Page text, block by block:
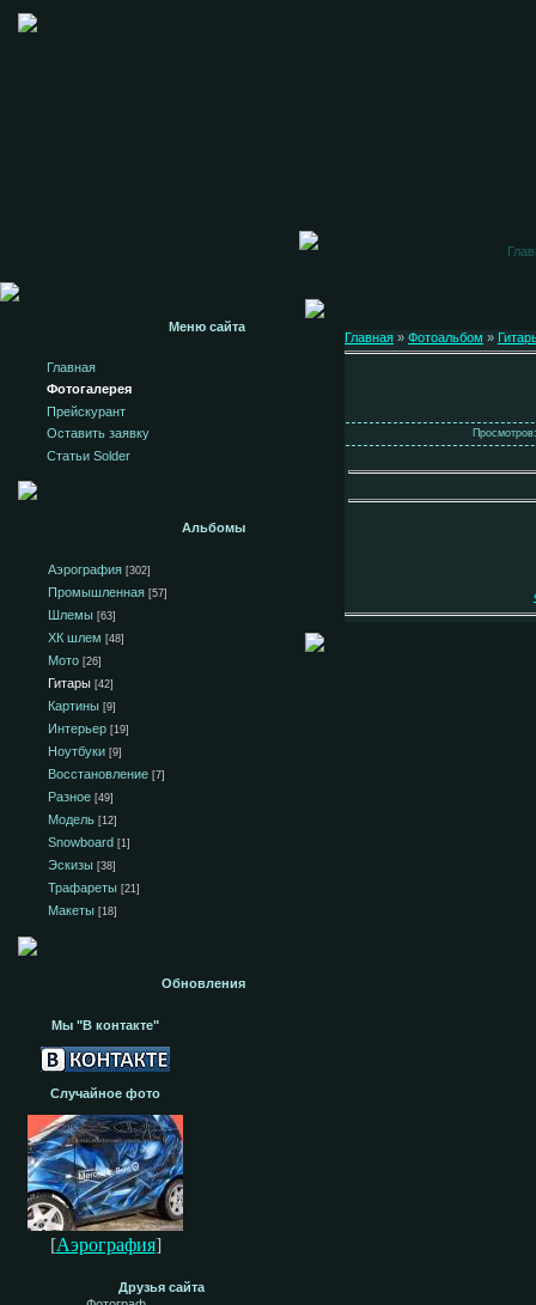
Меню сайта
Главная
Фотогалерея
Прейскурант
Оставить заявку
Статьи Solder
Альбомы
Аэрография [302]
Промышленная [57]
Шлемы [63]
ХК шлем [48]
Мото [26]
Гитары [42]
Картины [9]
Интерьер [19]
Ноутбуки [9]
Восстановление [7]
Разное [49]
Модель [12]
Snowboard [1]
Эскизы [38]
Трафареты [21]
Макеты [18]
Обновления
Мы "В контакте"
Случайное фото
[Аэрография]
Друзья сайта
Главная » Фотоальбом »